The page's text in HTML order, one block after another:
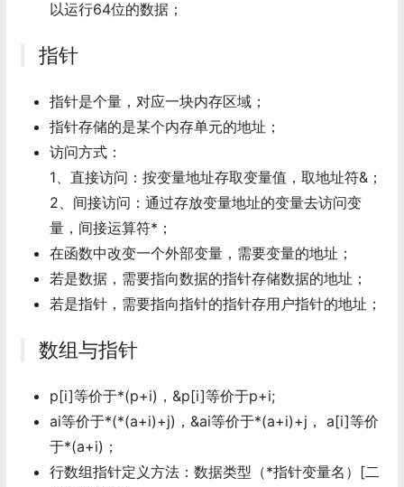
以运行64位的数据；
指针
指针是个量，对应一块内存区域；
指针存储的是某个内存单元的地址；
访问方式：
1、直接访问：按变量地址存取变量值，取地址符&；
2、间接访问：通过存放变量地址的变量去访问变
量，间接运算符*；
在函数中改变一个外部变量，需要变量的地址；
若是数据，需要指向数据的指针存储数据的地址；
若是指针，需要指向指针的指针存用户指针的地址；
数组与指针
p[i]等价于*(p+i)，&p[i]等价于p+i;
ai等价于*(*(a+i)+j)，&ai等价于*(a+i)+j， a[i]等价
于*(a+i)；
行数组指针定义方法：数据类型（*指针变量名）[二